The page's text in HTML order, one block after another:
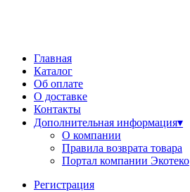
Главная
Каталог
Об оплате
О доставке
Контакты
Дополнительная информация▾
О компании
Правила возврата товара
Портал компании Экотеко
Регистрация